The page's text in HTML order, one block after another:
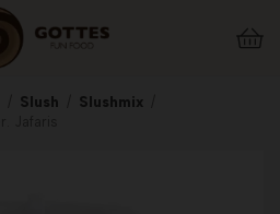
Slush Slushmix